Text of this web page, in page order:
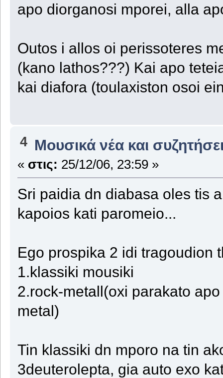
apo diorganosi mporei, alla
Outos i allos oi perissoteres
(kano lathos???) Kai apo
kai diafora (toulaxiston osoi
4 Μουσικά νέα και
« στις: 25/12/06, 23:59 »
Sri paidia dn diabasa oles tis
kapoios kati paromeio...
Ego prospika 2 idi tragoudion
1.klassiki mousiki
2.rock-metall(oxi parakato
metal)
Tin klassiki dn mporo na tin
3deuterolepta, gia auto exo